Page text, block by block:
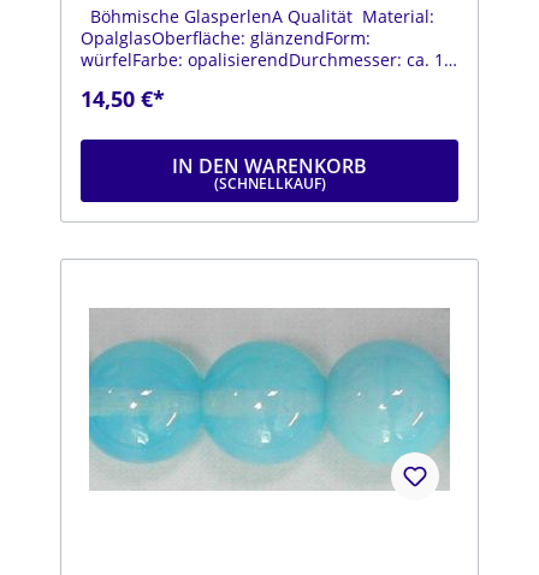
Böhmische GlasperlenA Qualität Material:
OpalglasOberfläche: glänzendForm:
würfelFarbe: opalisierendDurchmesser: ca. 10
14,50 €*
IN DEN WARENKORB